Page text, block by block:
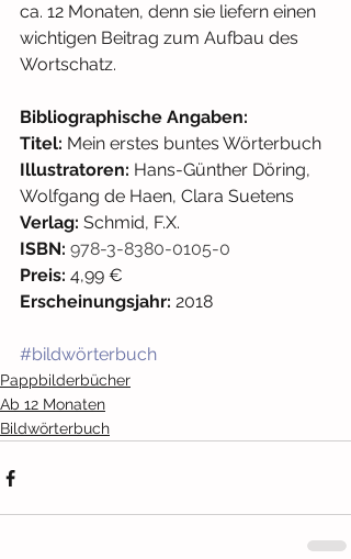
ca. 12 Monaten, denn sie liefern einen
wichtigen Beitrag zum Aufbau des
Wortschatz.
Bibliographische Angaben:
Titel: Mein erstes buntes Wörterbuch
Illustratoren: Hans-Günther Döring,
Wolfgang de Haen, Clara Suetens
Verlag: Schmid, F.X.
ISBN: 978-3-8380-0105-0
Preis: 4,99 €
Erscheinungsjahr: 2018
#bildwörterbuch
Pappbilderbücher
Ab 12 Monaten
Bildwörterbuch